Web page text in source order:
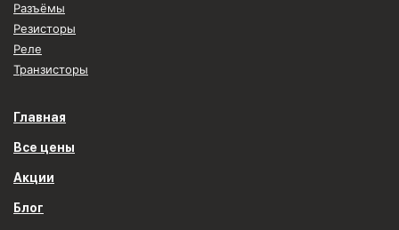
Разъёмы
Резисторы
Реле
Транзисторы
Главная
Все цены
Акции
Блог